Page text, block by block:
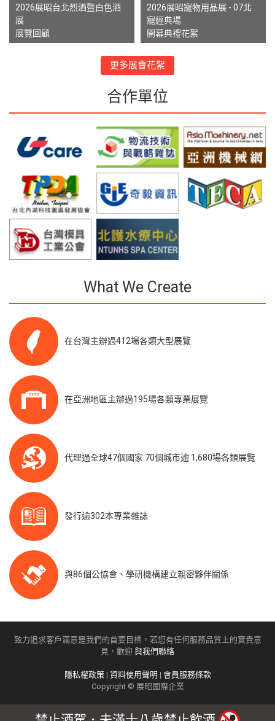
2026展昭台北烈酒暨白色酒
展
展覽回顧
2026展昭寵物用品展 - 07北
寵經典場
開幕典禮花絮
更多展會花絮
合作單位
What We Create
在台灣主辦過412場各類大型展覽
在亞洲地區主辦過195場各類專業展覽
代理過全球47個國家 70個城市逾 1,680場各類展覽
發行逾302本專業雜誌
與86個公協會、學研機構建立親密夥伴關係
致力追求客戶滿意是我們的首要目標，若您有任何服務品質上的寶貴意
見，歡迎 與我們聯絡
隱私權政策| 資料使用聲明 | 會員服務條款
Copyright © 展昭國際企業